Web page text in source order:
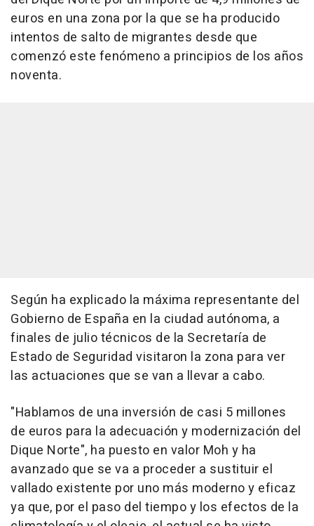
euros en una zona por la que se ha producido
intentos de salto de migrantes desde que
comenzó este fenómeno a principios de los años
noventa.
Según ha explicado la máxima representante del
Gobierno de España en la ciudad autónoma, a
finales de julio técnicos de la Secretaría de
Estado de Seguridad visitaron la zona para ver
las actuaciones que se van a llevar a cabo.
"Hablamos de una inversión de casi 5 millones
de euros para la adecuación y modernización del
Dique Norte", ha puesto en valor Moh y ha
avanzado que se va a proceder a sustituir el
vallado existente por uno más moderno y eficaz
ya que, por el paso del tiempo y los efectos de la